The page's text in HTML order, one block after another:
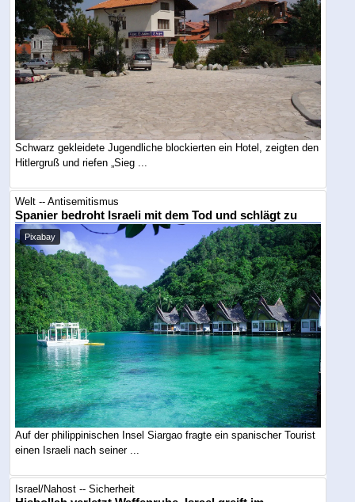
Schwarz gekleidete Jugendliche blockierten ein Hotel, zeigten den
Hitlergruß und riefen „Sieg ...
Welt -- Antisemitismus
Spanier bedroht Israeli mit dem Tod und schlägt zu
Pixabay
Auf der philippinischen Insel Siargao fragte ein spanischer Tourist
einen Israeli nach seiner ...
Israel/Nahost -- Sicherheit